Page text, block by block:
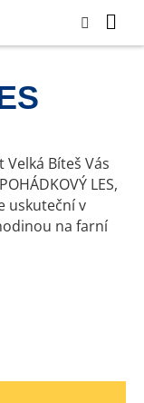
Velká Bíteš Vás
LES,
uskuteční v
na farní